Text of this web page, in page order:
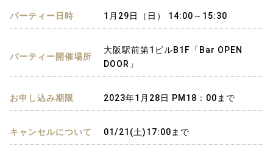
パーティー日時 1月29日（日） 14:00～15:30
パーティー開催場所
大阪駅前第1ビルB1F「Bar OPEN
DOOR」
お申し込み期限 2023年1月28日 PM18：00まで
キャンセルについて 01/21(土)17:00まで